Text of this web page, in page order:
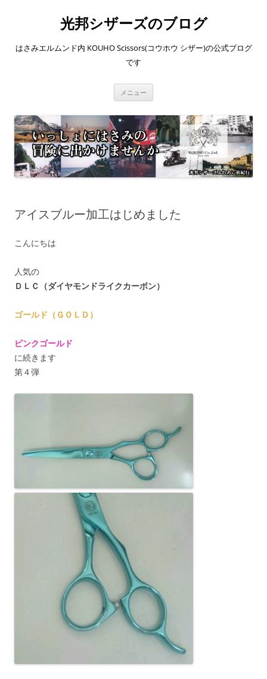
へ
ス
光邦シザーズのブログ
はさみエルムンド内 KOUHO Scissors(コウホウ シザー)の公式ブログ
です
メニュー
アイスブルー加工はじめました
こんにちは
人気の
ＤＬＣ（ダイヤモンドライクカーボン）
ゴールド（ＧＯＬＤ）
ピンクゴールド
に続きます
第４弾